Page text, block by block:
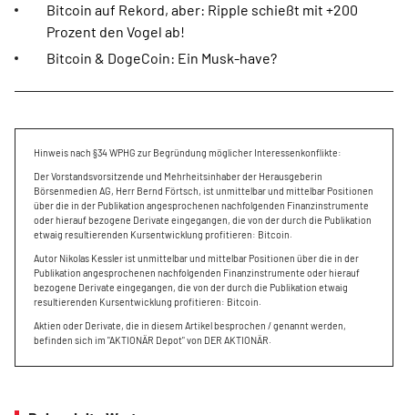
Bitcoin auf Rekord, aber: Ripple schießt mit +200
Prozent den Vogel ab!
Bitcoin & DogeCoin: Ein Musk-have?
Hinweis nach §34 WPHG zur Begründung möglicher Interessenkonflikte:
Der Vorstandsvorsitzende und Mehrheitsinhaber der Herausgeberin
Börsenmedien AG, Herr Bernd Förtsch, ist unmittelbar und mittelbar Positionen
über die in der Publikation angesprochenen nachfolgenden Finanzinstrumente
oder hierauf bezogene Derivate eingegangen, die von der durch die Publikation
etwaig resultierenden Kursentwicklung profitieren: Bitcoin.
Autor Nikolas Kessler ist unmittelbar und mittelbar Positionen über die in der
Publikation angesprochenen nachfolgenden Finanzinstrumente oder hierauf
bezogene Derivate eingegangen, die von der durch die Publikation etwaig
resultierenden Kursentwicklung profitieren: Bitcoin.
Aktien oder Derivate, die in diesem Artikel besprochen / genannt werden,
befinden sich im "AKTIONÄR Depot" von DER AKTIONÄR.